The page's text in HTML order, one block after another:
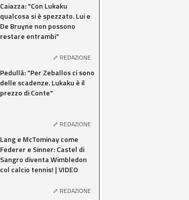
Caiazza: "Con Lukaku
qualcosa si è spezzato. Lui e
De Bruyne non possono
restare entrambi"
REDAZIONE
Pedullà: "Per Zeballos ci sono
delle scadenze. Lukaku è il
prezzo di Conte"
REDAZIONE
Lang e McTominay come
Federer e Sinner: Castel di
Sangro diventa Wimbledon
col calcio tennis! | VIDEO
REDAZIONE